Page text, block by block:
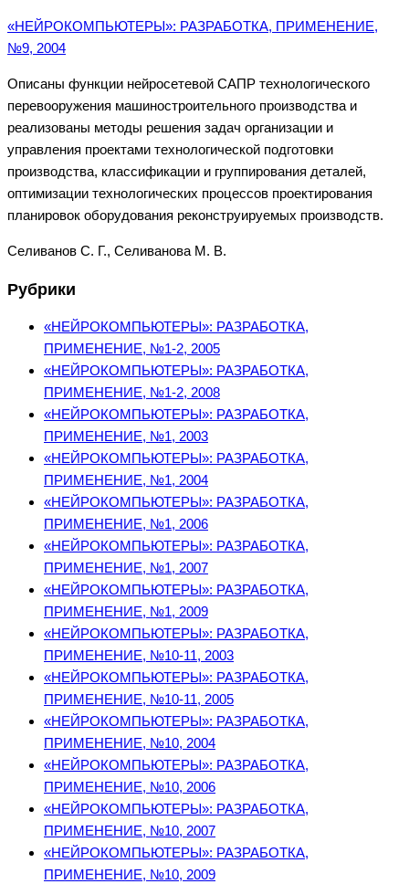
«НЕЙРОКОМПЬЮТЕРЫ»: РАЗРАБОТКА, ПРИМЕНЕНИЕ,
№9, 2004
Описаны функции нейросетевой САПР технологического
перевооружения машиностроительного производства и
реализованы методы решения задач организации и
управления проектами технологической подготовки
производства, классификации и группирования деталей,
оптимизации технологических процессов проектирования
планировок оборудования реконструируемых производств.
Селиванов С. Г., Селиванова М. В.
Рубрики
«НЕЙРОКОМПЬЮТЕРЫ»: РАЗРАБОТКА,
ПРИМЕНЕНИЕ, №1-2, 2005
«НЕЙРОКОМПЬЮТЕРЫ»: РАЗРАБОТКА,
ПРИМЕНЕНИЕ, №1-2, 2008
«НЕЙРОКОМПЬЮТЕРЫ»: РАЗРАБОТКА,
ПРИМЕНЕНИЕ, №1, 2003
«НЕЙРОКОМПЬЮТЕРЫ»: РАЗРАБОТКА,
ПРИМЕНЕНИЕ, №1, 2004
«НЕЙРОКОМПЬЮТЕРЫ»: РАЗРАБОТКА,
ПРИМЕНЕНИЕ, №1, 2006
«НЕЙРОКОМПЬЮТЕРЫ»: РАЗРАБОТКА,
ПРИМЕНЕНИЕ, №1, 2007
«НЕЙРОКОМПЬЮТЕРЫ»: РАЗРАБОТКА,
ПРИМЕНЕНИЕ, №1, 2009
«НЕЙРОКОМПЬЮТЕРЫ»: РАЗРАБОТКА,
ПРИМЕНЕНИЕ, №10-11, 2003
«НЕЙРОКОМПЬЮТЕРЫ»: РАЗРАБОТКА,
ПРИМЕНЕНИЕ, №10-11, 2005
«НЕЙРОКОМПЬЮТЕРЫ»: РАЗРАБОТКА,
ПРИМЕНЕНИЕ, №10, 2004
«НЕЙРОКОМПЬЮТЕРЫ»: РАЗРАБОТКА,
ПРИМЕНЕНИЕ, №10, 2006
«НЕЙРОКОМПЬЮТЕРЫ»: РАЗРАБОТКА,
ПРИМЕНЕНИЕ, №10, 2007
«НЕЙРОКОМПЬЮТЕРЫ»: РАЗРАБОТКА,
ПРИМЕНЕНИЕ, №10, 2009